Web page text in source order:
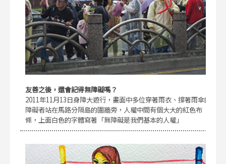
友善之後，還會記得無障礙嗎？
2011年11月13日身障大遊行，畫面中多位穿著雨衣、撐著雨傘的
障礙者站在馬路分隔島的圍牆旁，人權中間有個大大的紅色布
條，上面白色的字體寫著「無障礙是我們基本的人權」